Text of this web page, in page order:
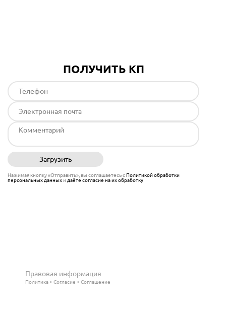
ПОЛУЧИТЬ КП
Загрузить
Нажимая кнопку «Отправить», вы соглашаетесь сПолитикой обработки
персональных данныхи даёте согласие на их обработку
Правовая информация
Политика Согласие Соглашение